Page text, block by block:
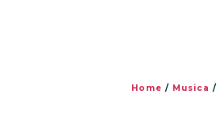
Home / Musica /